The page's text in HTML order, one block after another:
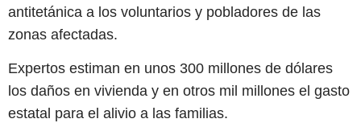
antitetánica a los voluntarios y pobladores de las
zonas afectadas.
Expertos estiman en unos 300 millones de dólares
los daños en vivienda y en otros mil millones el gasto
estatal para el alivio a las familias.